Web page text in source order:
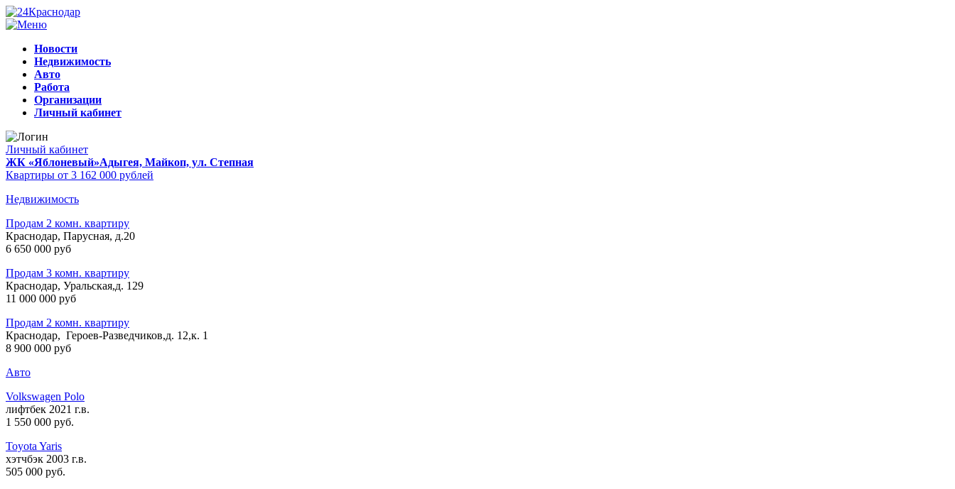
Новости
Недвижимость
Авто
Работа
Организации
Личный кабинет
Личный кабинет
ЖК «Яблоневый»Адыгея, Майкоп, ул. Степная
Квартиры от 3 162 000 рублей
Недвижимость
Продам 2 комн. квартиру
Краснодар, Парусная, д.20
6 650 000 руб
Продам 3 комн. квартиру
Краснодар, Уральская,д. 129
11 000 000 руб
Продам 2 комн. квартиру
Краснодар, Героев-Разведчиков,д. 12,к. 1
8 900 000 руб
Авто
Volkswagen Polo
лифтбек 2021 г.в.
1 550 000 руб.
Toyota Yaris
хэтчбэк 2003 г.в.
505 000 руб.